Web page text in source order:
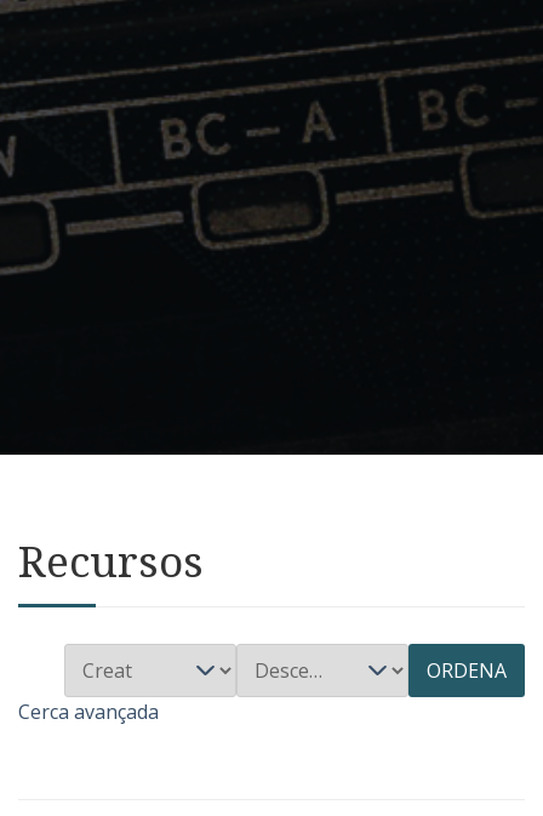
Recursos
ORDENA
Cerca avançada